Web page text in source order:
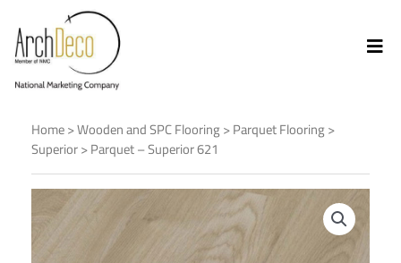
Home>Wooden and SPC Flooring>Parquet Flooring>
Superior> Parquet – Superior 621